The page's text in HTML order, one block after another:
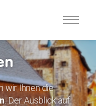
wir Ihnen die
. Der Ausblick auf